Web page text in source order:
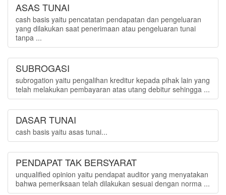
ASAS TUNAI
cash basis yaitu pencatatan pendapatan dan pengeluaran
yang dilakukan saat penerimaan atau pengeluaran tunai
tanpa ...
SUBROGASI
subrogation yaitu pengalihan kreditur kepada pihak lain yang
telah melakukan pembayaran atas utang debitur sehingga ...
DASAR TUNAI
cash basis yaitu asas tunai...
PENDAPAT TAK BERSYARAT
unqualified opinion yaitu pendapat auditor yang menyatakan
bahwa pemeriksaan telah dilakukan sesuai dengan norma ...